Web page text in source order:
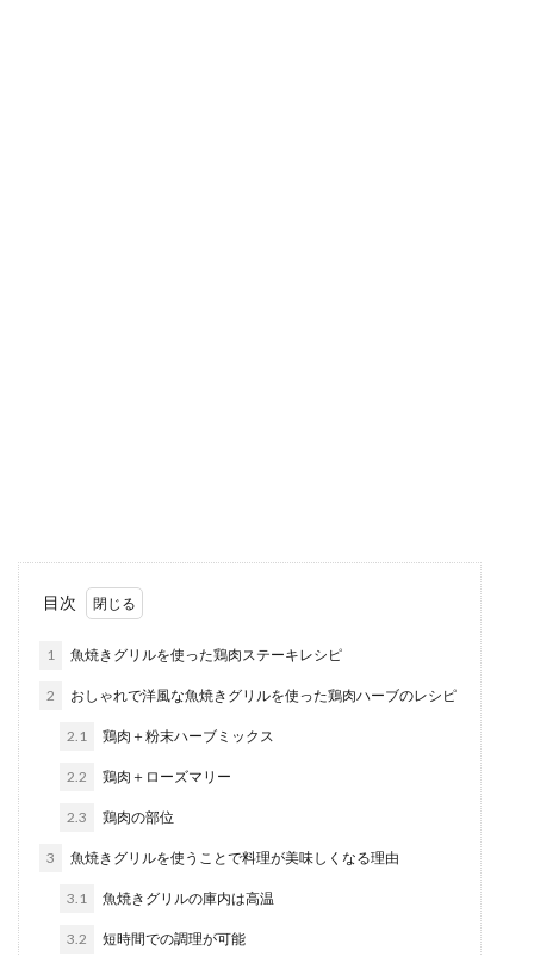
お家で簡単アイスを作ろう！混ぜるだ
暑くなると冷たいものが恋しくなりますよね。お
家の冷凍庫にアイスを常備している方も、多いの
ではないでし...
ナスの簡単美味しい常備菜レシピ！冷
蔵庫に入れておきたいおかず
ナスがたくさんある時には、ナスを使って美味し
い常備菜を作り置きしておきましょう。そこで、
目次
1 魚焼きグリルを使った鶏肉ステーキレシピ
2 おしゃれで洋風な魚焼きグリルを使った鶏肉ハーブのレシピ
2.1 鶏肉＋粉末ハーブミックス
2.2 鶏肉＋ローズマリー
2.3 鶏肉の部位
3 魚焼きグリルを使うことで料理が美味しくなる理由
3.1 魚焼きグリルの庫内は高温
3.2 短時間での調理が可能